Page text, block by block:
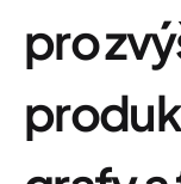
pro